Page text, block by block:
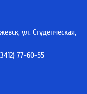
ул. Студенческая,
77-60-55